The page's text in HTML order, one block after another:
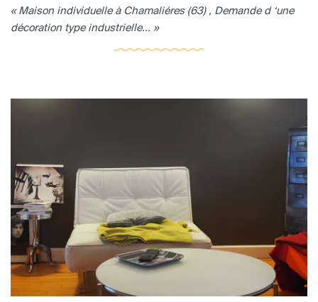
« Maison individuelle à Chamaliéres (63) , Demande d ‘une
décoration type industrielle... »